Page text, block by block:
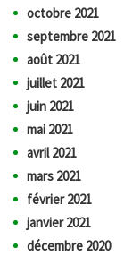
octobre 2021
septembre 2021
août 2021
juillet 2021
juin 2021
mai 2021
avril 2021
mars 2021
février 2021
janvier 2021
décembre 2020